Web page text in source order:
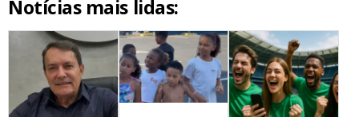
Notícias mais lidas: